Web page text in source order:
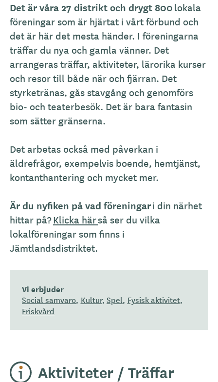
Det är våra 27 distrikt och drygt 800lokala
föreningar som är hjärtat i vårt förbund och
det är här det mesta händer. I föreningarna
träffar du nya och gamla vänner. Det
arrangeras träffar, aktiviteter, lärorika kurser
och resor till både när och fjärran. Det
styrketränas, gås stavgång och genomförs
bio- och teaterbesök. Det är bara fantasin
som sätter gränserna.
Det arbetas också med påverkan i
äldrefrågor, exempelvis boende, hemtjänst,
kontanthantering och mycket mer.
Är du nyfiken på vad föreningari din närhet
hittar på?Klicka härså ser du vilka
lokalföreningar som finns i
Jämtlandsdistriktet.
Vi erbjuder
Social samvaro Kultur Spel Fysisk aktivitet
Friskvård
Aktiviteter / Träffar